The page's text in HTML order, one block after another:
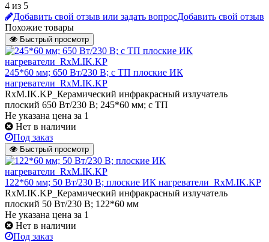
4 из 5
Добавить свой отзыв или задать вопросДобавить свой отзыв
Похожие товары
Быстрый просмотр
245*60 мм; 650 Вт/230 В; с ТП плоские ИК
нагреватели_RxM.IK.KP
RxM.IK.KP_Керамический инфракрасный излучатель
плоский 650 Вт/230 В; 245*60 мм; с ТП
Не указана цена за 1
Нет в наличии
Под заказ
Быстрый просмотр
122*60 мм; 50 Вт/230 В; плоские ИК нагреватели_RxM.IK.KP
RxM.IK.KP_Керамический инфракрасный излучатель
плоский 50 Вт/230 В; 122*60 мм
Не указана цена за 1
Нет в наличии
Под заказ